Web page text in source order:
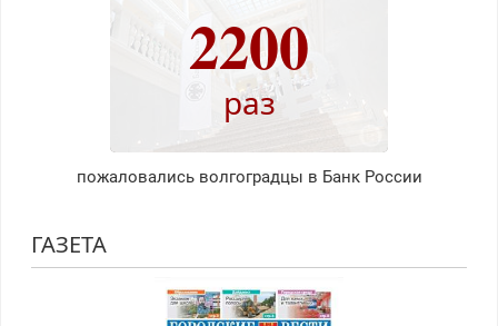
2200
раз
пожаловались волгоградцы в Банк России
ГАЗЕТА